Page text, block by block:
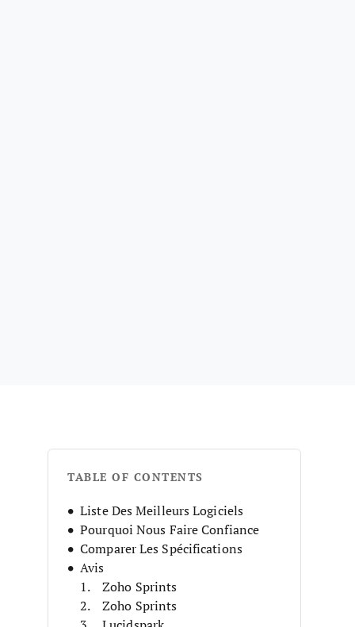
TABLE OF CONTENTS
Liste Des Meilleurs Logiciels
Pourquoi Nous Faire Confiance
Comparer Les Spécifications
Avis
Zoho Sprints
Zoho Sprints